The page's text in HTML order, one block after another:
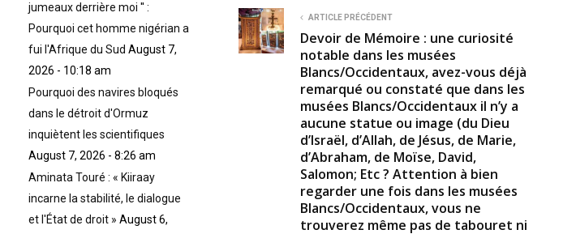
ARTICLE PRÉCÉDENT
Devoir de Mémoire : une curiosité
notable dans les musées
Blancs/Occidentaux, avez-vous déjà
remarqué ou constaté que dans les
musées Blancs/Occidentaux il n’y a
aucune statue ou image (du Dieu
d’Israël, d’Allah, de Jésus, de Marie,
d’Abraham, de Moïse, David,
Salomon; Etc ? Attention à bien
regarder une fois dans les musées
Blancs/Occidentaux, vous ne
trouverez même pas de tabouret ni
jumeaux derrière moi '' :
Pourquoi cet homme nigérian a
fui l'Afrique du Sud August 7,
2026 - 10:18 am
Pourquoi des navires bloqués
dans le détroit d'Ormuz
inquiètent les scientifiques
August 7, 2026 - 8:26 am
Aminata Touré : « Kiiraay
incarne la stabilité, le dialogue
et l'État de droit » August 6,